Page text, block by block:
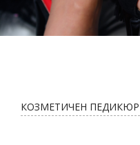
Златните четки
Фрези
КОЗМЕТИЧЕН ПЕДИКЮР